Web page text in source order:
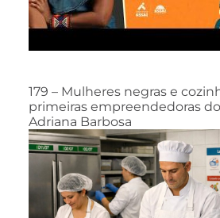
179 – Mulheres negras e
primeiras empreendedoras
Adriana Barbosa